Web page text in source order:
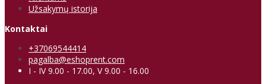
Užsakymų istorija
Kontaktai
+37069544414
pagalba@eshoprent.com
I - IV 9.00 - 17.00, V 9.00 - 16.00